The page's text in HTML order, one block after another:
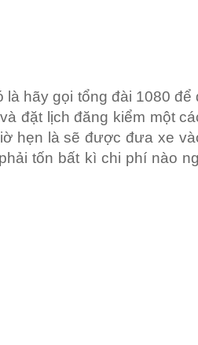
hãy gọi tổng đài 1080 để
đặt lịch đăng kiểm một
hẹn là sẽ được đưa xe
tốn bất kì chi phí nào